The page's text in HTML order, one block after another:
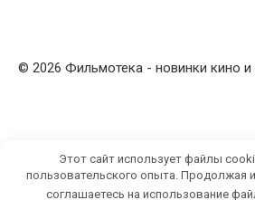
© 2026 Фильмотека - новинки кино и
Этот сайт использует файлы
пользовательского опыта. Продолжая
соглашаетесь на использование